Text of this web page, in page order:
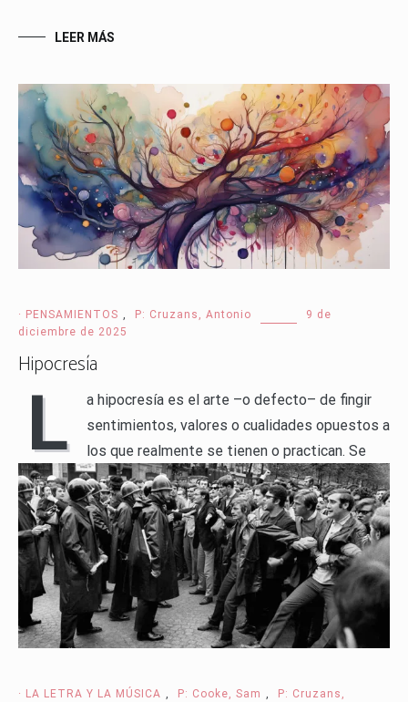
LEER MÁS
· PENSAMIENTOS , P: Cruzans, Antonio
9 de
diciembre de 2025
Hipocresía
L
a hipocresía es el arte –o defecto– de fingir
sentimientos, valores o cualidades opuestos a
los que realmente se tienen o practican. Se
manifiesta como una disonancia entre lo que decimos y lo
que hacemos, y ha sido objeto de reflexión en la
literatura, la filosofía y la cultura popular a lo largo de la
[…]
LEER MÁS
· LA LETRA Y LA MÚSICA , P: Cooke, Sam ,
P: Cruzans,